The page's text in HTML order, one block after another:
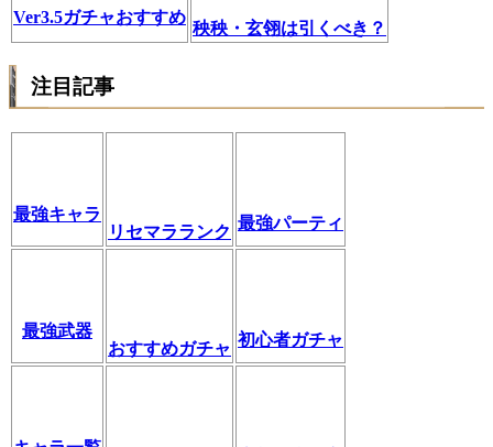
Ver3.5ガチャおすすめ
秧秧・玄翎は引くべき？
注目記事
最強キャラ
リセマラランク 最強パーティ
最強武器
おすすめガチャ 初心者ガチャ